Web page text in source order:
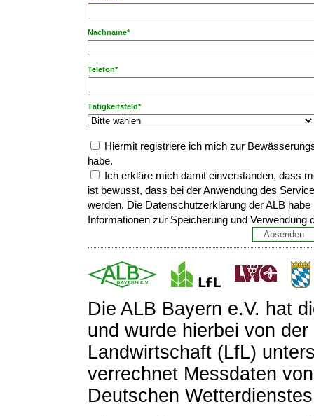
Nachname*
Telefon*
Tätigkeitsfeld*
Hiermit registriere ich mich zur
habe.
Ich erkläre mich damit einverstanden, dass
ist bewusst, dass bei der Anwendung des
werden. Die Datenschutzerklärung der ALB
Informationen zur Speicherung und Verwendung
Die ALB Bayern e.V. hat
und wurde hierbei von
Landwirtschaft (LfL)
verrechnet Messdaten
Deutschen